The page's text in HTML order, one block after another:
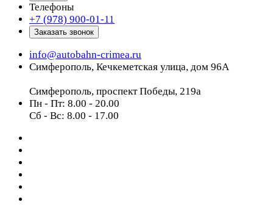
Телефоны
+7 (978) 900-01-11
Заказать звонок
info@autobahn-crimea.ru
Симферополь, Кечкеметская улица, дом 96А
Симферополь, проспект Победы, 219а
Пн - Пт: 8.00 - 20.00
Сб - Вс: 8.00 - 17.00